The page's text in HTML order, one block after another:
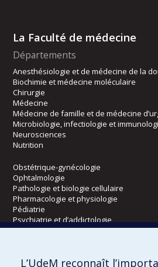
La Faculté de médecine
Départements
Anesthésiologie et de médecine de la
Biochimie et médecine moléculaire
Chirurgie
Médecine
Médecine de famille et de médecine
Microbiologie, infectiologie et
Neurosciences
Nutrition
Obstétrique-gynécologie
Ophtalmologie
Pathologie et biologie cellulaire
Pharmacologie et physiologie
Pédiatrie
Psychiatrie et d’addictologie
Radiologie, radio-oncologie et
L’UdeM reconnaît